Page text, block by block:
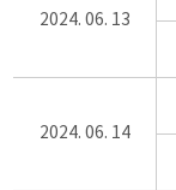
2024. 06. 13
2024. 06. 14